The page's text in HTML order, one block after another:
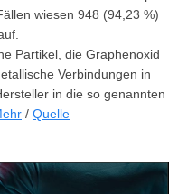
wiesen 948 (94,23 %)
Partikel, die Graphenoxid
Verbindungen in
in die so genannten
/ Quelle